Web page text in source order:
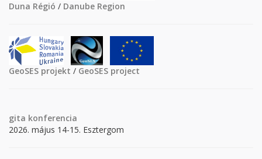
Duna Régió / Danube Region
GeoSES projekt / GeoSES project
gita konferencia
2026. május 14-15. Esztergom